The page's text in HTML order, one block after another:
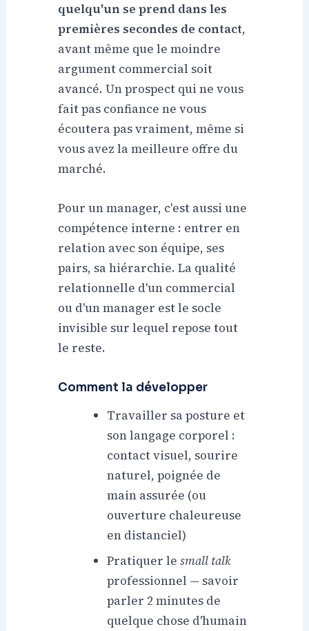
quelqu'un se prend dans les
premières secondes de contact,
avant même que le moindre
argument commercial soit
avancé. Un prospect qui ne vous
fait pas confiance ne vous
écoutera pas vraiment, même si
vous avez la meilleure offre du
marché.
Pour un manager, c'est aussi une
compétence interne : entrer en
relation avec son équipe, ses
pairs, sa hiérarchie. La qualité
relationnelle d'un commercial
ou d'un manager est le socle
invisible sur lequel repose tout
le reste.
Comment la développer
Travailler sa posture et
son langage corporel :
contact visuel, sourire
naturel, poignée de
main assurée (ou
ouverture chaleureuse
en distanciel)
Pratiquer lesmall talk
professionnel — savoir
parler 2 minutes de
quelque chose d'humain